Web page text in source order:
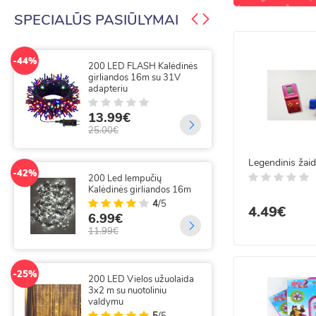
Apranga ir aksesuarai
santechnika
Kanceliarija, biurui ir mokyklai
SPECIALŪS PASIŪLYMAI
-44%
200 LED FLASH Kalėdinės
girliandos 16m su 31V
adapteriu
13.99€
25.00€
-42%
200 Led lempučių
Kalėdinės girliandos 16m
4/5
6.99€
11.99€
-25%
200 LED Vielos užuolaida
3x2 m su nuotoliniu
valdymu
su
Legendinis
4.49€